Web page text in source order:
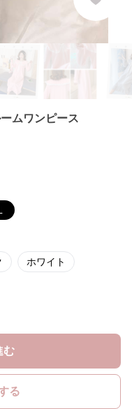
ムワンピース
ホワイト
む
る